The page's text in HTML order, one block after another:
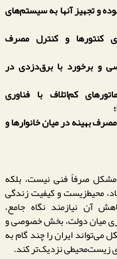
و تجهیز آنها به سیستم‌های
کنتورها و کنترل مصرف
و برخورد با برق‌دزدی در
کم‌اتلاف با فناوری
بهینه در میان خانوارها و
صرفاً فنی نیست، بلکه
محیط‌زیست و کیفیت زندگی
آن نیازمند نگاه جامع،
میان دولت، بخش خصوصی و
ایران را چند گام به
زیست‌محیطی نزدیک‌تر کند.